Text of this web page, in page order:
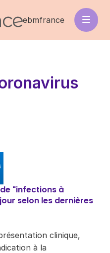
ebmfrance
"infections à
selon les dernières
clinique,
à la